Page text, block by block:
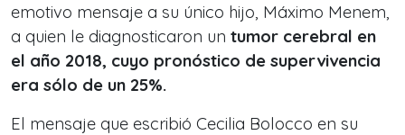
emotivo mensaje a su único hijo, Máximo Menem,
a quien le diagnosticaron un tumor cerebral en
el año 2018, cuyo pronóstico de supervivencia
era sólo de un 25%.
El mensaje que escribió Cecilia Bolocco en su